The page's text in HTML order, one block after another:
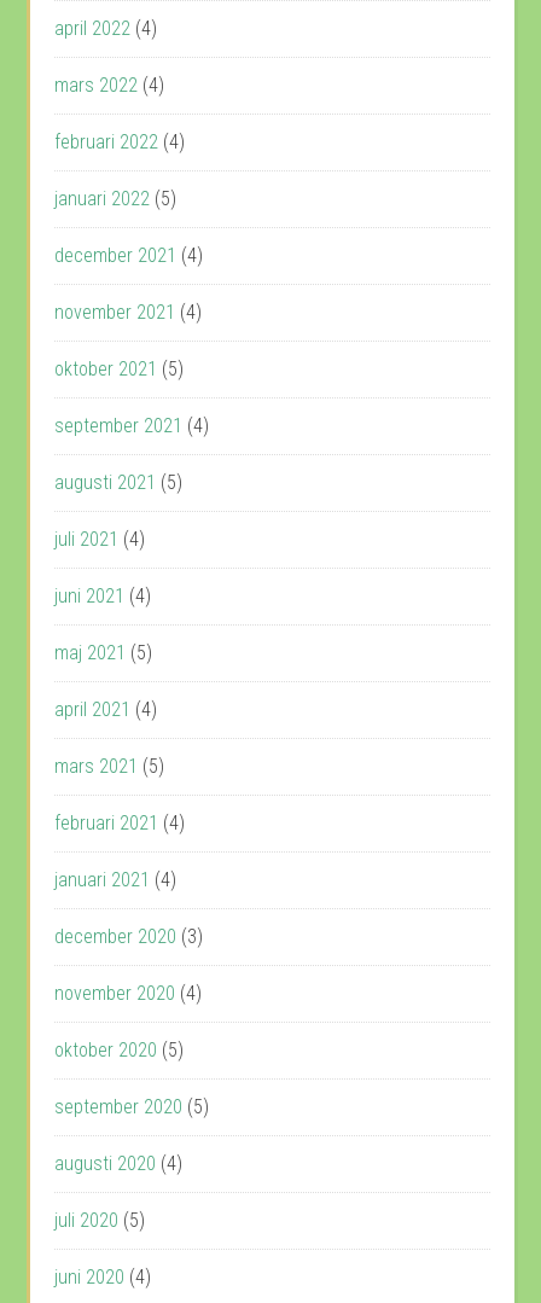
april 2022 (4)
mars 2022 (4)
februari 2022 (4)
januari 2022 (5)
december 2021 (4)
november 2021 (4)
oktober 2021 (5)
september 2021 (4)
augusti 2021 (5)
juli 2021 (4)
juni 2021 (4)
maj 2021 (5)
april 2021 (4)
mars 2021 (5)
februari 2021 (4)
januari 2021 (4)
december 2020 (3)
november 2020 (4)
oktober 2020 (5)
september 2020 (5)
augusti 2020 (4)
juli 2020 (5)
juni 2020 (4)